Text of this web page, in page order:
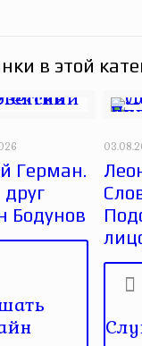
в этой
Герман.
Бодунов